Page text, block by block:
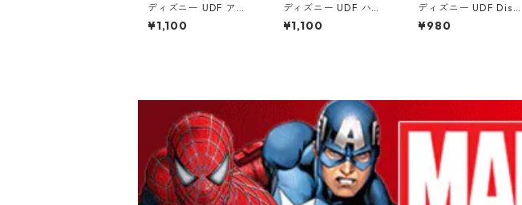
ディズニー UDF アリ
ス（ノーマル） アリ
ス・イン・ワンダーラ
¥1,100
ディズニー UDF ハー
トの女王 アリス・イ
ン・ワンダーランド フ
¥1,100
ディズニー UDF Disn
ey ミッキー・マウス a
s マッドハッター フィ
¥980